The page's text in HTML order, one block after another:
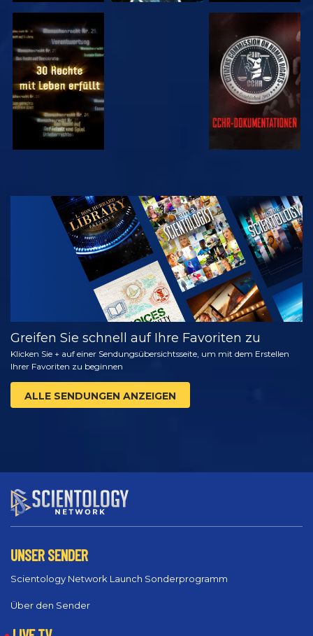
ANSEHEN ANSEHEN
ANSEHEN
SERIE
ENTDECKEN
Greifen Sie schnell auf Ihre Favoriten zu
Klicken Sie + auf einer Sendungsübersichtsseite, um mit dem Erstellen
Ihrer Favoriten zu beginnen
ALLE SENDUNGEN ANZEIGEN
UNSER SENDER
Scientology Network Launch Sonderprogramm
Über den Sender